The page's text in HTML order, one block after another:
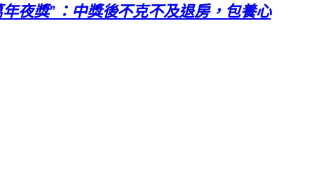
夜獎”：中獎後不克不及退房，包養心